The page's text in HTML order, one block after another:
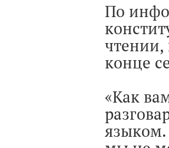
По
чтении,
конце
«Как
языком.